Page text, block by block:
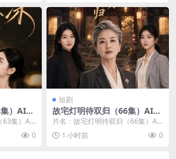
）AI短
63集）AI
份：202
0
短剧
故宅灯明待双归（66集）AI短
剧 (2026)
片名：故宅灯明待双归（66集）AI
短剧 (2026) 分类：短剧 年份：202
6... 1 小时前 0